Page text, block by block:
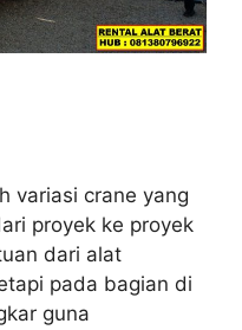
variasi crane yang
proyek ke proyek
dari alat
pada bagian di
guna